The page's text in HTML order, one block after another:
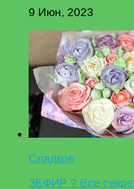
9 Июн, 2023
Сладкое
ЗЕФИР ? Все